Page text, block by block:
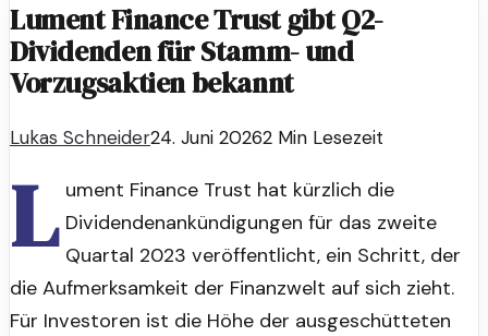
Lument Finance Trust gibt Q2-
Dividenden für Stamm- und
Vorzugsaktien bekannt
Lukas Schneider24. Juni 20262 Min Lesezeit
L ument Finance Trust hat kürzlich die
Dividendenankündigungen für das zweite
Quartal 2023 veröffentlicht, ein Schritt, der
die Aufmerksamkeit der Finanzwelt auf sich zieht.
Für Investoren ist die Höhe der ausgeschütteten